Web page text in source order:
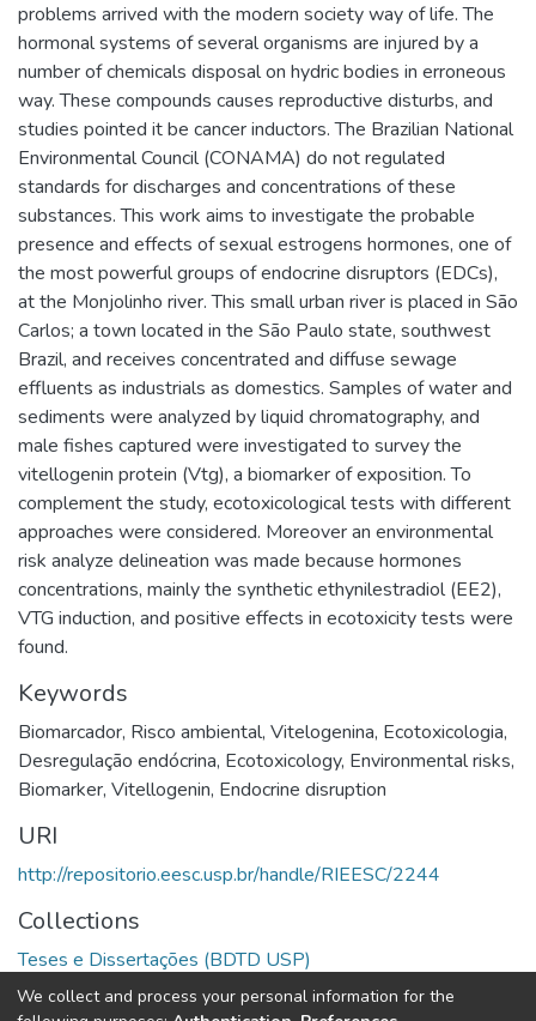
problems arrived with the modern society way of life. The
hormonal systems of several organisms are injured by a
number of chemicals disposal on hydric bodies in erroneous
way. These compounds causes reproductive disturbs, and
studies pointed it be cancer inductors. The Brazilian National
Environmental Council (CONAMA) do not regulated
standards for discharges and concentrations of these
substances. This work aims to investigate the probable
presence and effects of sexual estrogens hormones, one of
the most powerful groups of endocrine disruptors (EDCs),
at the Monjolinho river. This small urban river is placed in São
Carlos; a town located in the São Paulo state, southwest
Brazil, and receives concentrated and diffuse sewage
effluents as industrials as domestics. Samples of water and
sediments were analyzed by liquid chromatography, and
male fishes captured were investigated to survey the
vitellogenin protein (Vtg), a biomarker of exposition. To
complement the study, ecotoxicological tests with different
approaches were considered. Moreover an environmental
risk analyze delineation was made because hormones
concentrations, mainly the synthetic ethynilestradiol (EE2),
VTG induction, and positive effects in ecotoxicity tests were
found.
Keywords
Biomarcador, Risco ambiental, Vitelogenina, Ecotoxicologia,
Desregulação endócrina, Ecotoxicology, Environmental risks,
Biomarker, Vitellogenin, Endocrine disruption
URI
http://repositorio.eesc.usp.br/handle/RIEESC/2244
Collections
Teses e Dissertações (BDTD USP)
Full item page
We collect and process your personal information for the